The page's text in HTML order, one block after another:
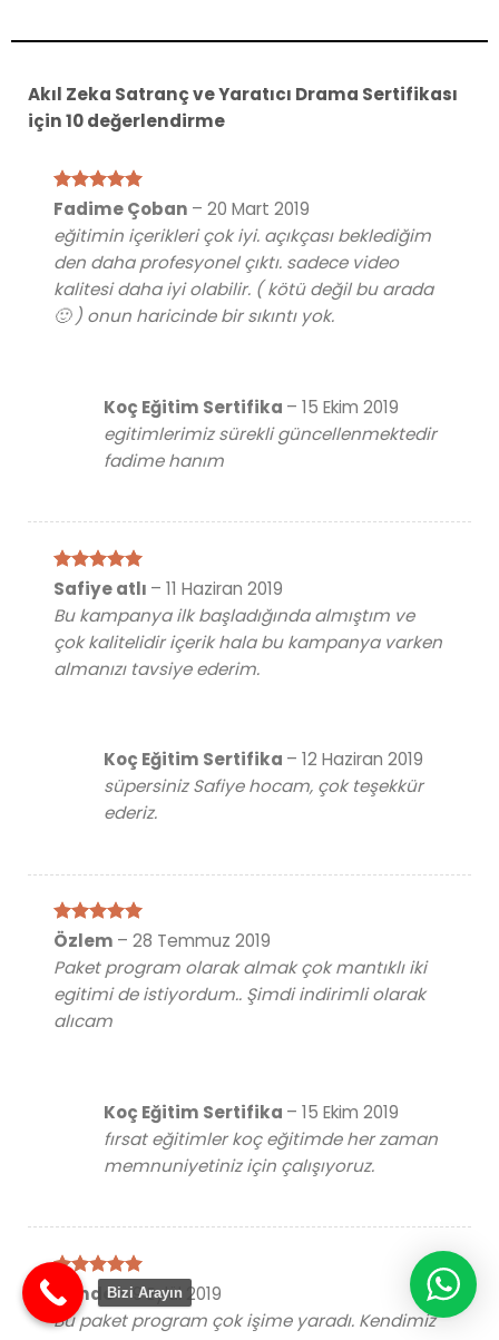
Akıl Zeka Satranç ve Yaratıcı Drama Sertifikası
için 10 değerlendirme
5 üzerinden
Fadime Çoban – 20 Mart 2019
eğitimin içerikleri çok iyi. açıkçası beklediğim
den daha profesyonel çıktı. sadece video
kalitesi daha iyi olabilir. ( kötü değil bu arada
🙂 ) onun haricinde bir sıkıntı yok.
Koç Eğitim Sertifika – 15 Ekim 2019
egitimlerimiz sürekli güncellenmektedir
fadime hanım
5 üzerinden
oy aldı
Safiye atlı – 11 Haziran 2019
Bu kampanya ilk başladığında almıştım ve
çok kalitelidir içerik hala bu kampanya varken
almanızı tavsiye ederim.
Koç Eğitim Sertifika – 12 Haziran 2019
süpersiniz Safiye hocam, çok teşekkür
ederiz.
5 üzerinden
Özlem – 28 Temmuz 2019
Paket program olarak almak çok mantıklı iki
egitimi de istiyordum.. Şimdi indirimli olarak
alıcam
Koç Eğitim Sertifika – 15 Ekim 2019
fırsat eğitimler koç eğitimde her zaman
memnuniyetiniz için çalışıyoruz.
5 üzerinden
5oy aldı
Hande–9 Eylül 2019
Bu paket program çok işime yaradı. Kendimiz
Bizi Arayın